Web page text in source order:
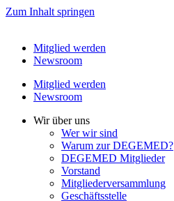
Zum Inhalt springen
Mitglied werden
Newsroom
Mitglied werden
Newsroom
Wir über uns
Wer wir sind
Warum zur DEGEMED?
DEGEMED Mitglieder
Vorstand
Mitgliederversammlung
Geschäftsstelle